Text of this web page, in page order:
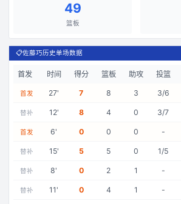
49
篮板
📋佐藤巧历史单场数据
首发 时间 得分 篮板 助攻 投篮
首发 27' 7 8 3 3/6
替补 12' 8 4 0 3/7
首发 6' 0 0 0 -
替补 15' 5 5 0 1/5
替补 8' 0 2 1 -
替补 11' 0 4 1 -